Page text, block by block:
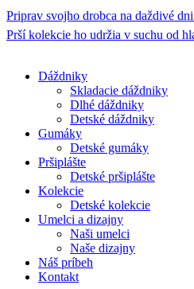
Preskočiť
obsah
Priprav svojho drobca na daždivé
Prší kolekcie ho udržia v suchu od
Dáždniky
Skladacie dáždniky
Dlhé dáždniky
Detské dáždniky
Gumáky
Detské gumáky
Pršiplášte
Detské pršiplášte
Kolekcie
Detské kolekcie
Umelci a dizajny
Naši umelci
Naše dizajny
Náš príbeh
Kontakt